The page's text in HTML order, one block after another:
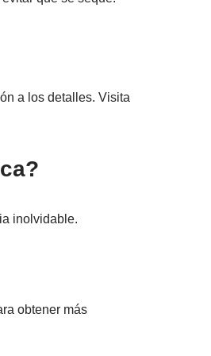
a los detalles. Visita
inolvidable.
obtener más